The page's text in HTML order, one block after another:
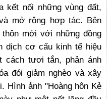
kết nối những vùng đất,
mở rộng hợp tác. Bên
mới với những đồng
dịch cơ cấu kinh tế hiệu
cách tươi tắn, phản ánh
đói giảm nghèo và xây
Hình ảnh "Hoàng hôn Kẻ